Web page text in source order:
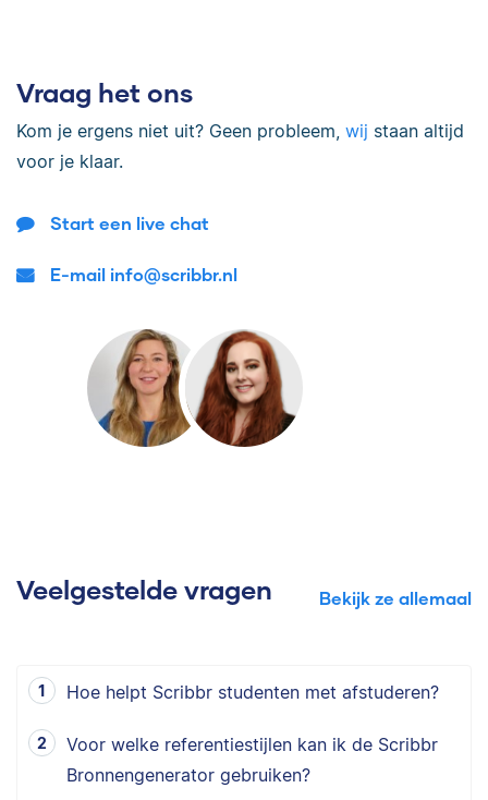
Vraag het ons
Kom je ergens niet uit? Geen probleem, wij staan altijd
voor je klaar.
Start een live chat
E-mail info@scribbr.nl
Veelgestelde vragen Bekijk ze allemaal
Hoe helpt Scribbr studenten met afstuderen?
Voor welke referentiestijlen kan ik de Scribbr
Bronnengenerator gebruiken?